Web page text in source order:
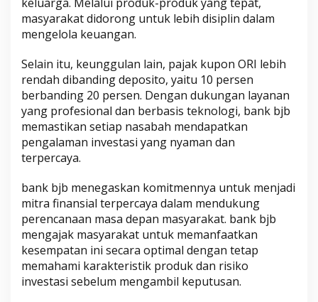
masyarakat didorong untuk lebih disiplin dalam
mengelola keuangan.
Selain itu, keunggulan lain, pajak kupon ORI lebih
rendah dibanding deposito, yaitu 10 persen
berbanding 20 persen. Dengan dukungan layanan
yang profesional dan berbasis teknologi, bank bjb
memastikan setiap nasabah mendapatkan
pengalaman investasi yang nyaman dan
terpercaya.
bank bjb menegaskan komitmennya untuk menjadi
mitra finansial terpercaya dalam mendukung
perencanaan masa depan masyarakat. bank bjb
mengajak masyarakat untuk memanfaatkan
kesempatan ini secara optimal dengan tetap
memahami karakteristik produk dan risiko
investasi sebelum mengambil keputusan.